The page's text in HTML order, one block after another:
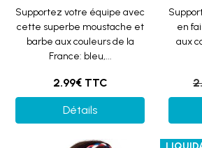
Supportez votre équipe avec
cette superbe moustache et
barbe aux couleurs de la
France: bleu,...
2.99€ TTC
Détails
en
aux